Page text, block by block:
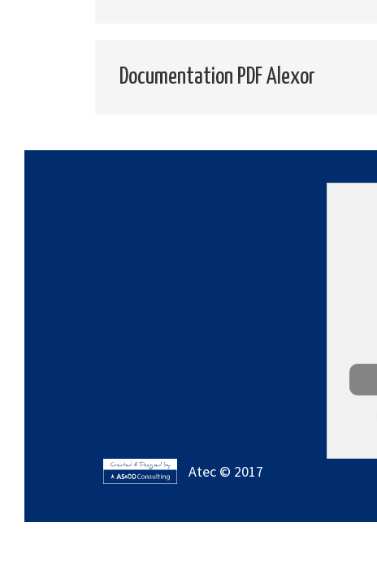
Documentation PDF Alexor
Atec © 2017